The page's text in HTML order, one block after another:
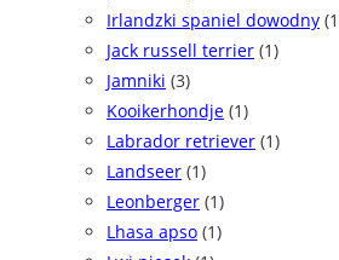
Irlandzki spaniel dowodny
Jack russell terrier (1)
Jamniki (3)
Kooikerhondje (1)
Labrador retriever (1)
Landseer (1)
Leonberger (1)
Lhasa apso (1)